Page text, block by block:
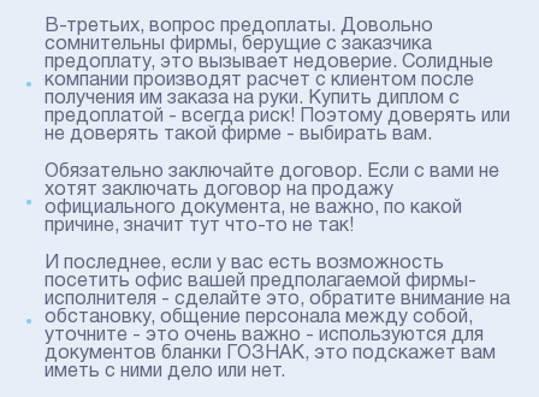
В-третьих, вопрос предоплаты. Довольно
сомнительны фирмы, берущие с заказчика
предоплату, это вызывает недоверие. Солидные
компании производят расчет с клиентом после
получения им заказа на руки. Купить диплом с
предоплатой - всегда риск! Поэтому доверять или
не доверять такой фирме - выбирать вам.
Обязательно заключайте договор. Если с вами не
хотят заключать договор на продажу
официального документа, не важно, по какой
причине, значит тут что-то не так!
И последнее, если у вас есть возможность
посетить офис вашей предполагаемой фирмы-
исполнителя - сделайте это, обратите внимание на
обстановку, общение персонала между собой,
уточните - это очень важно - используются для
документов бланки ГОЗНАК, это подскажет вам
иметь с ними дело или нет.